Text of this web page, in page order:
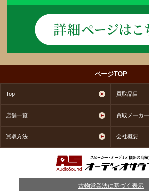
ページTOP
Top 買取品目
店舗一覧 買取メーカー
買取方法 会社概要
古物営業法に基づく表示